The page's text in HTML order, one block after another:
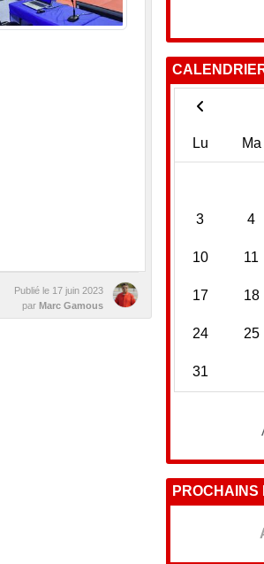
Publié le 17 juin 2023
par Marc Gamous
Lu Ma
3 4
10 11
17 18
24 25
31
PROCHAINS